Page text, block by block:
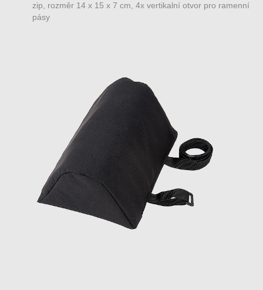
zip, rozměr 14 x 15 x 7 cm, 4x vertikalní otvor pro ramenní
pásy